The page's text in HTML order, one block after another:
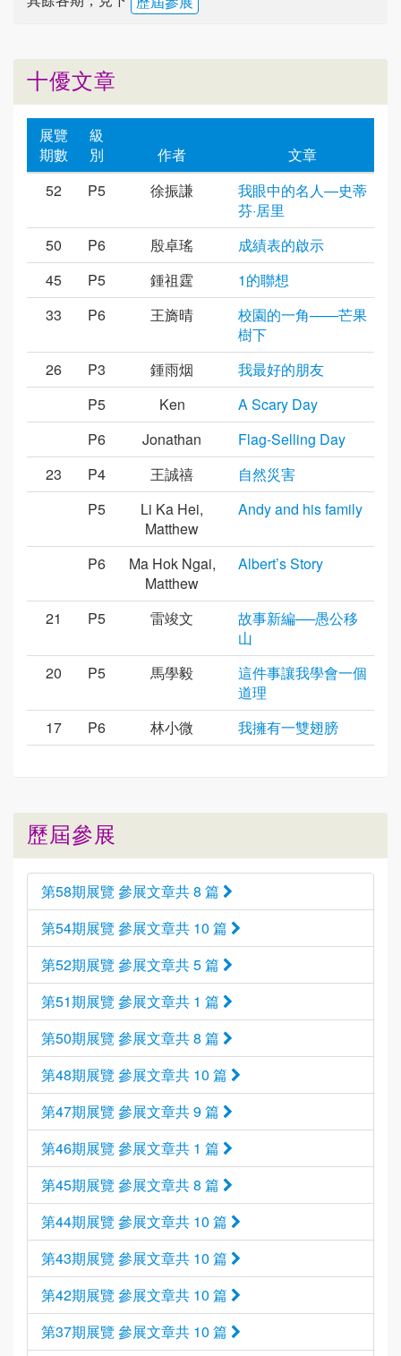
十優文章
展覽
期數
級
別
作者
文章
52
P5 徐振謙
我眼中的名人—史蒂
芬·居里
50
P6 殷卓瑤
成績表的啟示
45
P5 鍾祖霆
1的聯想
33
P6 王旖晴
校園的一角——芒果
樹下
26
P3 鍾雨烟
我最好的朋友
P5
Ken
A Scary Day
P6
Jonathan
Flag-Selling Day
23
P4 王誠禧
自然災害
P5
Li Ka Hei,
Matthew
Andy and his family
P6
Ma Hok Ngai,
Matthew
Albert’s Story
21 P5 雷竣文
故事新編──愚公移
山
20
P5 馬學毅
這件事讓我學會一個
道理
17
P6 林小微 我擁有一雙翅膀
歷屆參展
第58期展覽 參展文章共 8 篇
第54期展覽 參展文章共 10 篇
第52期展覽 參展文章共 5 篇
第51期展覽 參展文章共 1 篇
第50期展覽 參展文章共 8 篇
第48期展覽 參展文章共 10 篇
第47期展覽 參展文章共 9 篇
第46期展覽 參展文章共 1 篇
第45期展覽 參展文章共 8 篇
第44期展覽 參展文章共 10 篇
第43期展覽 參展文章共 10 篇
第42期展覽 參展文章共 10 篇
第37期展覽 參展文章共 10 篇